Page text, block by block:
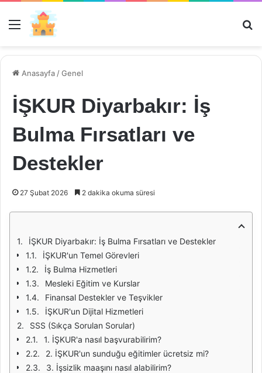
Menü
Anasayfa /Genel
İŞKUR Diyarbakır: İş
Bulma Fırsatları ve
Destekler
27 Şubat 2026 2 dakika okuma süresi
İŞKUR Diyarbakır: İş Bulma Fırsatları ve Destekler
İŞKUR'un Temel Görevleri
İş Bulma Hizmetleri
Mesleki Eğitim ve Kurslar
Finansal Destekler ve Teşvikler
İŞKUR'un Dijital Hizmetleri
SSS (Sıkça Sorulan Sorular)
1. İŞKUR'a nasıl başvurabilirim?
2. İŞKUR'un sunduğu eğitimler ücretsiz mi?
3. İşsizlik maaşını nasıl alabilirim?